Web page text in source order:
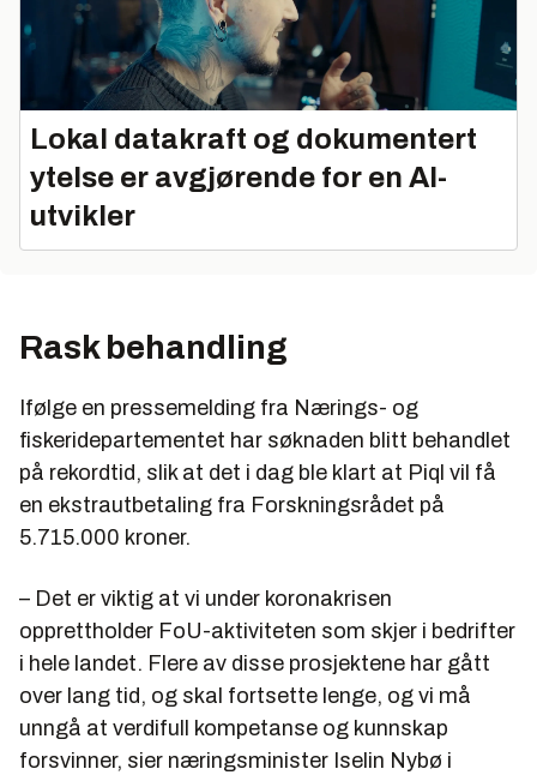
Lokal datakraft og dokumentert
ytelse er avgjørende for en AI-
utvikler
Rask behandling
Ifølge en pressemelding fra Nærings- og
fiskeridepartementet har søknaden blitt behandlet
på rekordtid, slik at det i dag ble klart at Piql vil få
en ekstrautbetaling fra Forskningsrådet på
5.715.000 kroner.
– Det er viktig at vi under koronakrisen
opprettholder FoU-aktiviteten som skjer i bedrifter
i hele landet. Flere av disse prosjektene har gått
over lang tid, og skal fortsette lenge, og vi må
unngå at verdifull kompetanse og kunnskap
forsvinner, sier næringsminister Iselin Nybø i